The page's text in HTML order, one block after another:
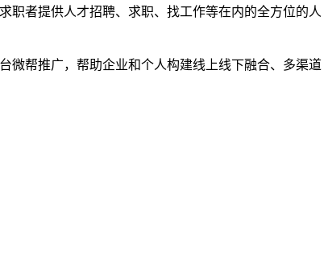
职者提供人才招聘、求职、找工作等在内的全方位的人
微帮推广，帮助企业和个人构建线上线下融合、多渠道